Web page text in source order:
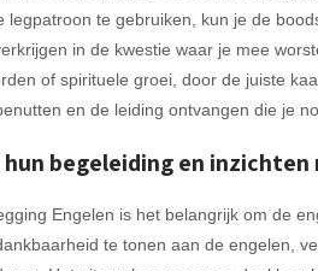
legpatroon te gebruiken, kun je de
in de kwestie waar je mee
of spirituele groei, door de juiste
en de leiding ontvangen die je
begeleiding en
Engelen is het belangrijk om de
te tonen aan de engelen,